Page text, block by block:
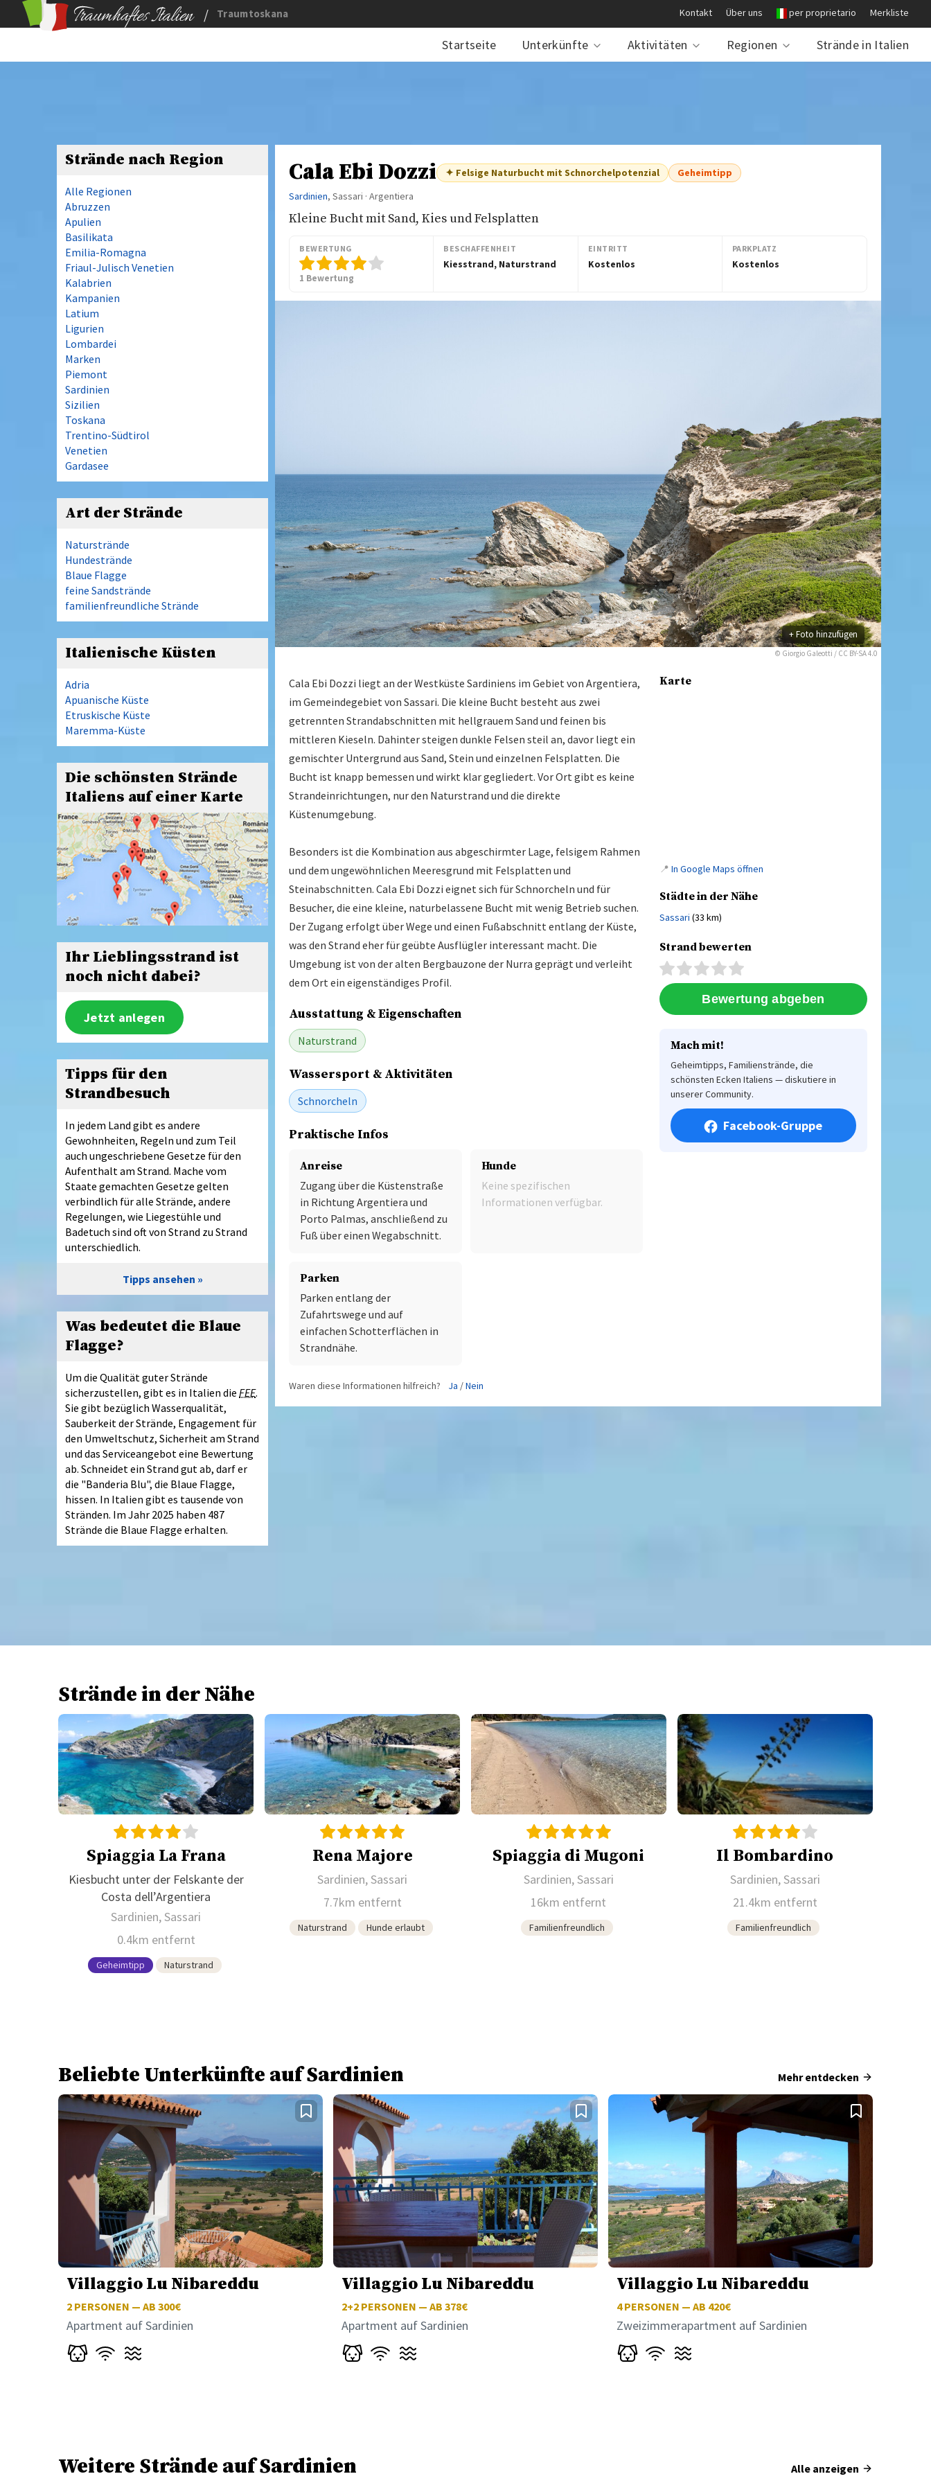
/ Traumtoskana Kontakt Über uns per proprietario Merkliste
Startseite Unterkünfte Aktivitäten Regionen Strände in Italien
Cala Ebi Dozzi ✦ Felsige Naturbucht mit Schnorchelpotenzial
Geheimtipp
Sardinien, Sassari · Argentiera
Kleine Bucht mit Sand, Kies und Felsplatten
BEWERTUNG
1 Bewertung
BESCHAFFENHEIT
Kiesstrand, Naturstrand
EINTRITT
Kostenlos
PARKPLATZ
Kostenlos
© Giorgio Galeotti / CC BY-SA 4.0
+ Foto hinzufügen
Cala Ebi Dozzi liegt an der Westküste Sardiniens im Gebiet von Argentiera,
im Gemeindegebiet von Sassari. Die kleine Bucht besteht aus zwei
getrennten Strandabschnitten mit hellgrauem Sand und feinen bis
mittleren Kieseln. Dahinter steigen dunkle Felsen steil an, davor liegt ein
gemischter Untergrund aus Sand, Stein und einzelnen Felsplatten. Die
Bucht ist knapp bemessen und wirkt klar gegliedert. Vor Ort gibt es keine
Strandeinrichtungen, nur den Naturstrand und die direkte
Küstenumgebung.
Besonders ist die Kombination aus abgeschirmter Lage, felsigem Rahmen
und dem ungewöhnlichen Meeresgrund mit Felsplatten und
Steinabschnitten. Cala Ebi Dozzi eignet sich für Schnorcheln und für
Besucher, die eine kleine, naturbelassene Bucht mit wenig Betrieb suchen.
Der Zugang erfolgt über Wege und einen Fußabschnitt entlang der Küste,
was den Strand eher für geübte Ausflügler interessant macht. Die
Umgebung ist von der alten Bergbauzone der Nurra geprägt und verleiht
dem Ort ein eigenständiges Profil.
Ausstattung & Eigenschaften
Naturstrand
Wassersport & Aktivitäten
Schnorcheln
Praktische Infos
Anreise
Zugang über die Küstenstraße
in Richtung Argentiera und
Porto Palmas, anschließend zu
Fuß über einen Wegabschnitt.
Hunde
Keine spezifischen
Informationen verfügbar.
Parken
Parken entlang der
Zufahrtswege und auf
einfachen Schotterflächen in
Strandnähe.
Waren diese Informationen hilfreich? Ja /Nein
Karte
📍 In Google Maps öffnen
Städte in der Nähe
Sassari (33 km)
Strand bewerten
Mach mit!
Geheimtipps, Familienstrände, die
schönsten Ecken Italiens — diskutiere in
unserer Community.
Facebook-Gruppe
Strände nach Region
Alle Regionen
Abruzzen
Apulien
Basilikata
Emilia-Romagna
Friaul-Julisch Venetien
Kalabrien
Kampanien
Latium
Ligurien
Lombardei
Marken
Piemont
Sardinien
Sizilien
Toskana
Trentino-Südtirol
Venetien
Gardasee
Art der Strände
Naturstrände
Hundestrände
Blaue Flagge
feine Sandstrände
familienfreundliche Strände
Italienische Küsten
Adria
Apuanische Küste
Etruskische Küste
Maremma-Küste
Die schönsten Strände
Italiens auf einer Karte
Ihr Lieblingsstrand ist
noch nicht dabei?
Jetzt anlegen
Tipps für den
Strandbesuch
In jedem Land gibt es andere
Gewohnheiten, Regeln und zum Teil
auch ungeschriebene Gesetze für den
Aufenthalt am Strand. Mache vom
Staate gemachten Gesetze gelten
verbindlich für alle Strände, andere
Regelungen, wie Liegestühle und
Badetuch sind oft von Strand zu Strand
unterschiedlich.
Tipps ansehen
Was bedeutet die Blaue
Flagge?
Um die Qualität guter Strände
sicherzustellen, gibt es in Italien die FEE.
Sie gibt bezüglich Wasserqualität,
Sauberkeit der Strände, Engagement für
den Umweltschutz, Sicherheit am Strand
und das Serviceangebot eine Bewertung
ab. Schneidet ein Strand gut ab, darf er
die "Banderia Blu", die Blaue Flagge,
hissen. In Italien gibt es tausende von
Stränden. Im Jahr 2025 haben 487
Strände die Blaue Flagge erhalten.
Strände in der Nähe
Spiaggia La Frana
Kiesbucht unter der Felskante der
Costa dell’Argentiera
Sardinien, Sassari
0.4km entfernt
Geheimtipp Naturstrand
Rena Majore
Sardinien, Sassari
7.7km entfernt
Naturstrand Hunde erlaubt
Spiaggia di Mugoni
Sardinien, Sassari
16km entfernt
Familienfreundlich
Il Bombardino
Sardinien, Sassari
21.4km entfernt
Familienfreundlich
Beliebte Unterkünfte auf Sardinien Mehr entdecken
Villaggio Lu Nibareddu
2 PERSONEN — AB 300€
Apartment auf Sardinien
Villaggio Lu Nibareddu
2+2PERSONEN — AB 378€
Apartment auf Sardinien
Villaggio Lu Nibareddu
4PERSONEN — AB 420€
Zweizimmerapartment auf Sardinien
Weitere Strände auf Sardinien Alle anzeigen